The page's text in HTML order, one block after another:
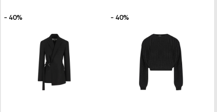
- 40% - 40%